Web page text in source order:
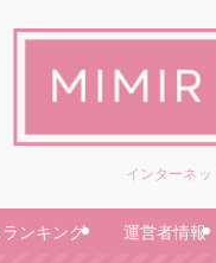
インターネッ
ンキング 運営者情報